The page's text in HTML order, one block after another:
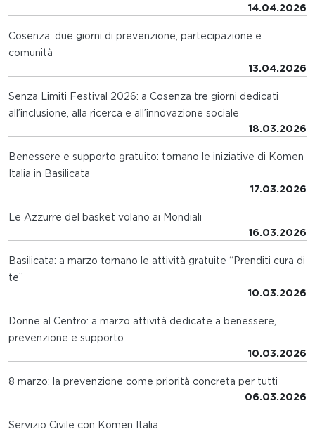
14.04.2026
Cosenza: due giorni di prevenzione, partecipazione e
comunità
13.04.2026
Senza Limiti Festival 2026: a Cosenza tre giorni dedicati
all’inclusione, alla ricerca e all’innovazione sociale
18.03.2026
Benessere e supporto gratuito: tornano le iniziative di Komen
Italia in Basilicata
17.03.2026
Le Azzurre del basket volano ai Mondiali
16.03.2026
Basilicata: a marzo tornano le attività gratuite “Prenditi cura di
te”
10.03.2026
Donne al Centro: a marzo attività dedicate a benessere,
prevenzione e supporto
10.03.2026
8 marzo: la prevenzione come priorità concreta per tutti
06.03.2026
Servizio Civile con Komen Italia